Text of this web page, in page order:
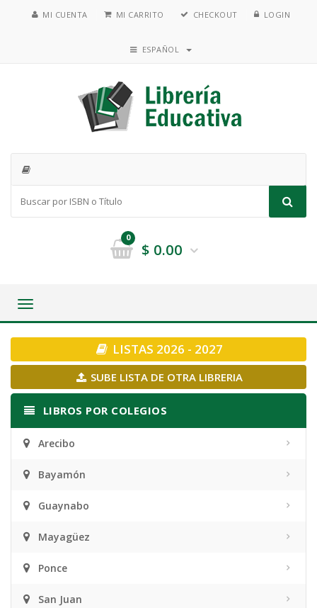
MI CUENTA MI CARRITO CHECKOUT LOGIN
ESPAÑOL
0
$ 0.00
Toggle
LISTAS 2026 - 2027
SUBE LISTA DE OTRA LIBRERIA
LIBROS POR COLEGIOS
Arecibo
Bayamón
Guaynabo
Mayagüez
Ponce
San Juan